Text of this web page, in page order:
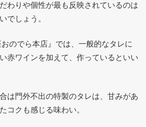
わりや個性が最も反映されているのは
でしょう。
おのでら本店』では、一般的なタレに
赤ワインを加えて、作っているといい
は門外不出の特製のタレは、甘みがあ
コクも感じる味わい。